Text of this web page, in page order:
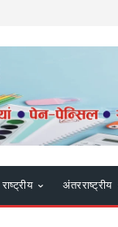
राष्ट्रीय अंतरराष्ट्रीय